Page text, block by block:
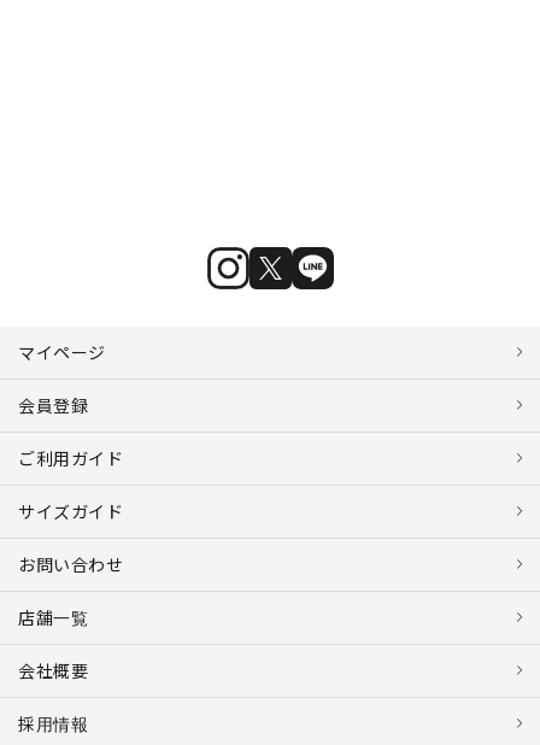
マイページ
会員登録
ご利用ガイド
サイズガイド
お問い合わせ
店舗一覧
会社概要
採用情報